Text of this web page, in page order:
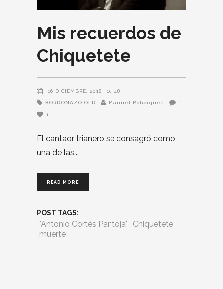
Mis recuerdos de
Chiquetete
16 DICIEMBRE, 2018 10:48
BORDONAZO OLD Manuel Bohórquez 1
1
El cantaor trianero se consagró como
una de las
READ MORE
POST TAGS:
"Antonio Cortés Pantoja"
Chiquetete
muerte